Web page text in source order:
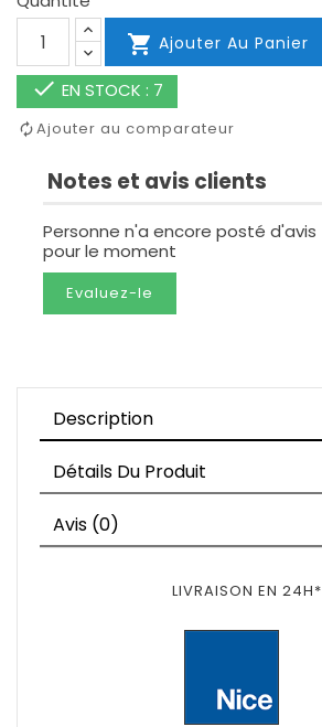
 Ajouter Au Panier
 EN STOCK : 7
Ajouter au comparateur
Notes et avis clients
Personne n'a encore posté d'avis
pour le moment
Evaluez-le
Description
Détails Du Produit
Avis (0)
LIVRAISON EN 24H*